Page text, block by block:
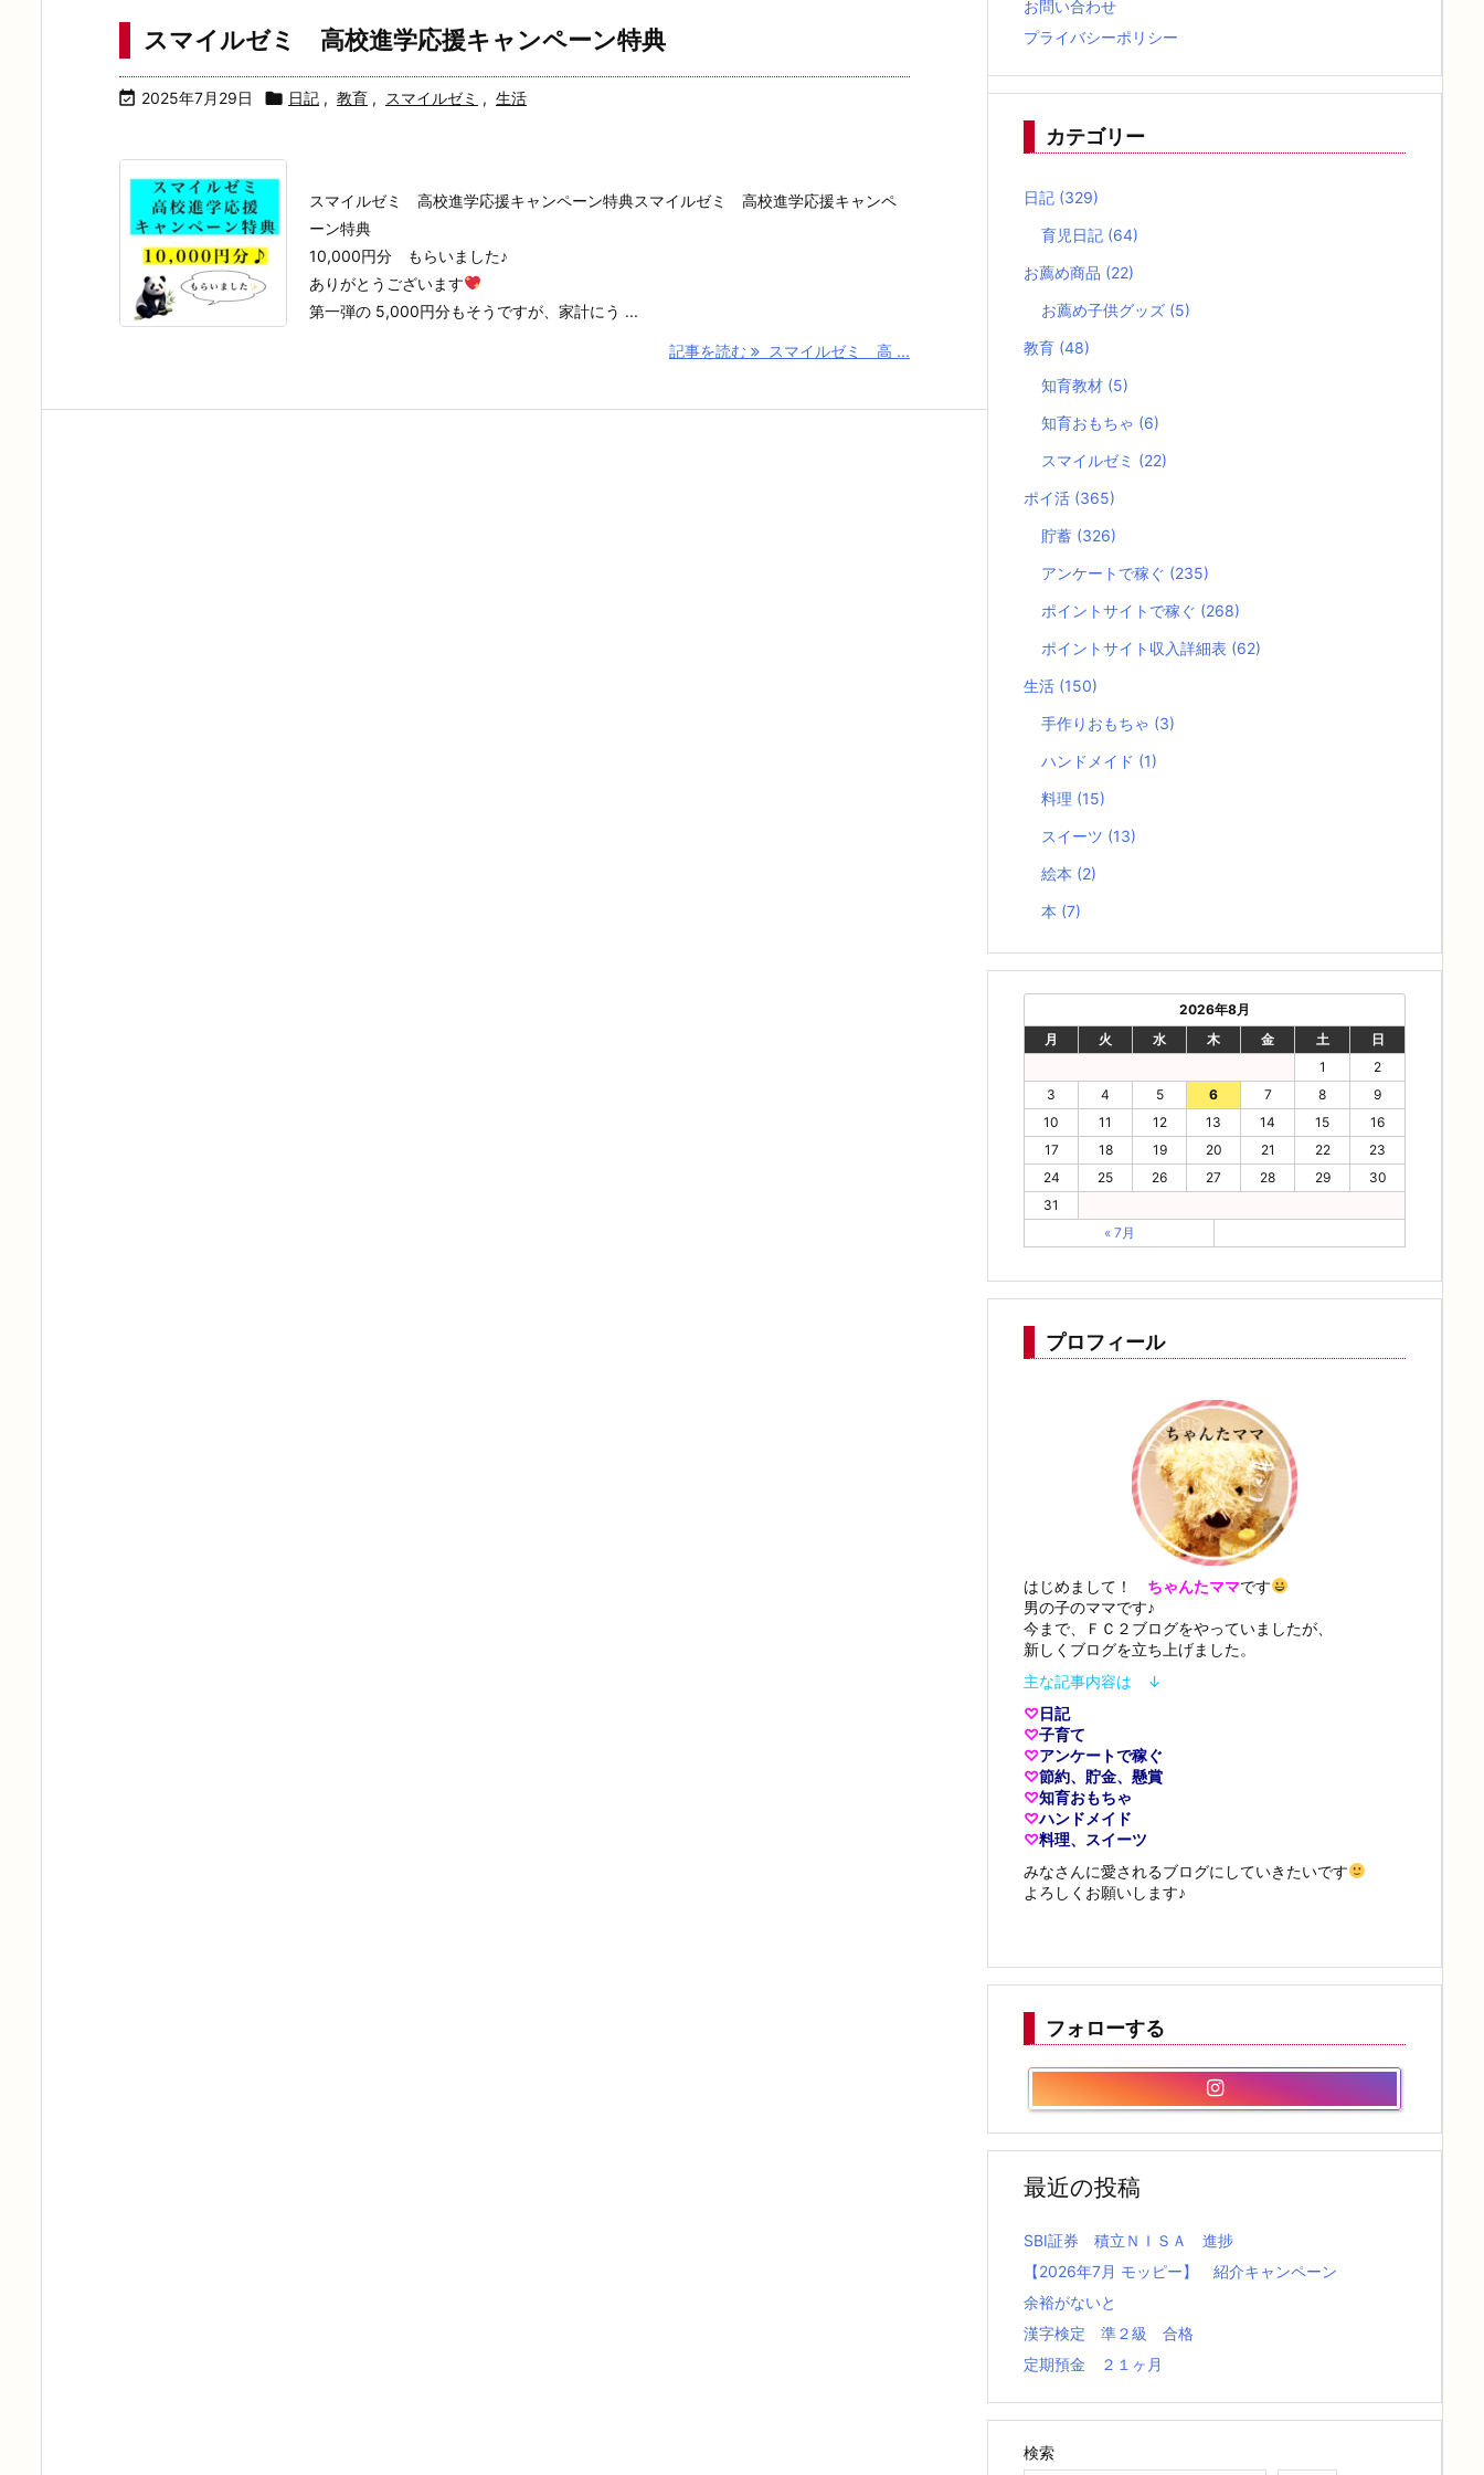
スマイルゼミ 高校進学応援キャンペーン特典
 2025年7月29日  日記 , 教育 , スマイルゼミ , 生活
スマイルゼミ 高校進学応援キャンペーン特典スマイルゼミ 高校進学応援キャンペ
ーン特典
10,000円分 もらいました♪
ありがとうございます
第一弾の 5,000円分もそうですが、家計にう ...
記事を読む スマイルゼミ 高 ...
お問い合わせ
プライバシーポリシー
カテゴリー
日記 (329)
育児日記 (64)
お薦め商品 (22)
お薦め子供グッズ (5)
教育 (48)
知育教材 (5)
知育おもちゃ (6)
スマイルゼミ (22)
ポイ活 (365)
貯蓄 (326)
アンケートで稼ぐ (235)
ポイントサイトで稼ぐ (268)
ポイントサイト収入詳細表 (62)
生活 (150)
手作りおもちゃ (3)
ハンドメイド (1)
料理 (15)
スイーツ (13)
絵本 (2)
本 (7)
2026年8月
月
火 水 木 金 土
日
1
2
3
4 5 6 7 8
9
10
11 12 13 14 15
16
17
18 19 20 21 22
23
24
25 26 27 28 29
30
31
« 7月
プロフィール
はじめまして！ ちゃんたママです
男の子のママです♪
今まで、ＦＣ２ブログをやっていましたが、
新しくブログを立ち上げました。
主な記事内容は ↓
♡日記
♡子育て
♡アンケートで稼ぐ
♡節約、貯金、懸賞
♡知育おもちゃ
♡ハンドメイド
♡料理、スイーツ
みなさんに愛されるブログにしていきたいです
よろしくお願いします♪
フォローする
最近の投稿
SBI証券 積立ＮＩＳＡ 進捗
【2026年7月 モッピー】 紹介キャンペーン
余裕がないと
漢字検定 準２級 合格
定期預金 ２１ヶ月
検索